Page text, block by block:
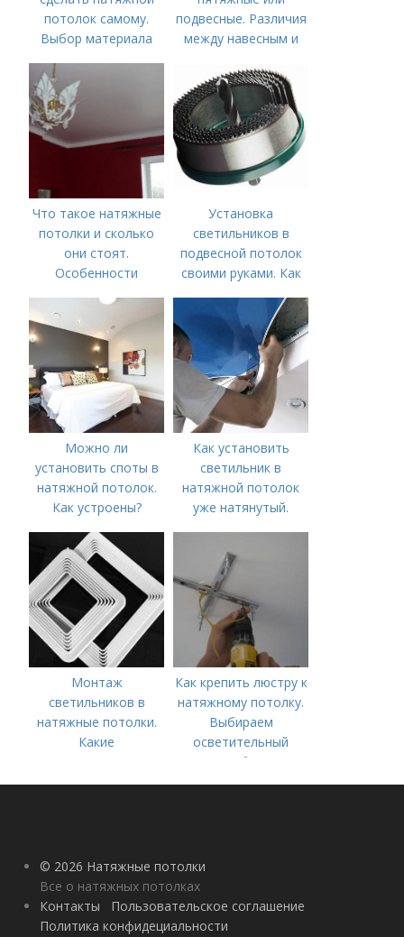
потолок самому.
Выбор материала
подвесные. Различия
между навесным и
Что такое натяжные
потолки и сколько
они стоят.
Особенности
Установка
светильников в
подвесной потолок
своими руками. Как
светильники в
гипсокартон?
Можно ли
установить споты в
натяжной потолок.
Как устроены?
Как установить
светильник в
натяжной потолок
уже натянутый.
Монтаж
светильников в
натяжные потолки.
Какие
потребуются?
Как крепить люстру к
натяжному потолку.
Выбираем
осветительный
прибор
© 2026 Натяжные потолки
Все о натяжных потолках
Контакты
Пользовательское соглашение
Политика конфидециальности